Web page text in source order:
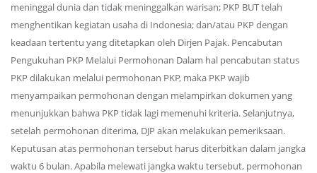
meninggal dunia dan tidak meninggalkan warisan; PKP BUT telah
menghentikan kegiatan usaha di Indonesia; dan/atau PKP dengan
keadaan tertentu yang ditetapkan oleh Dirjen Pajak. Pencabutan
Pengukuhan PKP Melalui Permohonan Dalam hal pencabutan status
PKP dilakukan melalui permohonan PKP, maka PKP wajib
menyampaikan permohonan dengan melampirkan dokumen yang
menunjukkan bahwa PKP tidak lagi memenuhi kriteria. Selanjutnya,
setelah permohonan diterima, DJP akan melakukan pemeriksaan.
Keputusan atas permohonan tersebut harus diterbitkan dalam jangka
waktu 6 bulan. Apabila melewati jangka waktu tersebut, permohonan